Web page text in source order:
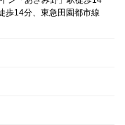
歩14分、東急田園都市線